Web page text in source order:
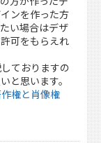
ンを作った方
い場合はデザ
可をもらえれ
ておりますの
と思います。
権と肖像権